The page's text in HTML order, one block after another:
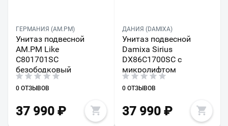
ГЕРМАНИЯ (AM.PM)
Унитаз подвесной
AM.PM Like
C801701SC
безободковый
0 ОТЗЫВОВ
37 990 ₽
ДАНИЯ (DAMIXA)
Унитаз подвесной
Damixa Sirius
DX86C1700SC с
микролифтом
0 ОТЗЫВОВ
37 990₽